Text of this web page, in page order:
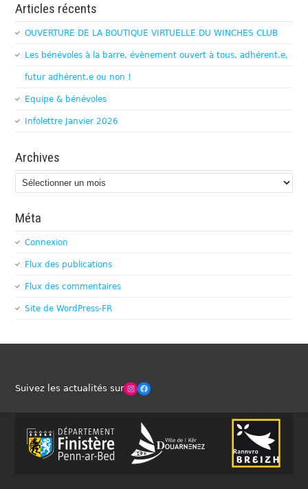
Articles récents
OUVERTURE DE LA BOUTIQUE VIRTUELLE DU WINCHES CLUB
Les bénévoles à la barre, évènement ouvert à tous, adhérent.e,
futur adhérent.e ou non !
Equipe & bénévoles
Infolettre Janvier 2026
Archives
Archives
Méta
Connexion
Flux des publications
Flux des commentaires
Site de WordPress-FR
Suivez les actualités surWinches Club OfficielFacebook